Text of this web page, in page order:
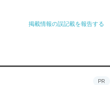
掲載情報の誤記載を報告する
PR